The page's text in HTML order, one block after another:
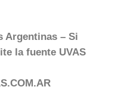
Argentinas – Si
la fuente UVAS